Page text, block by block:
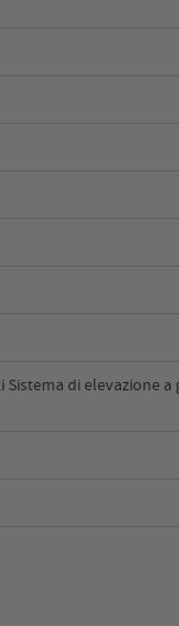
di elevazione a